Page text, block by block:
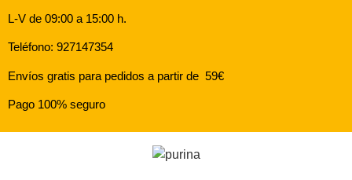
L-V de 09:00 a 15:00 h.
Teléfono: 927147354
Envíos gratis para pedidos a partir de 59€
Pago 100% seguro